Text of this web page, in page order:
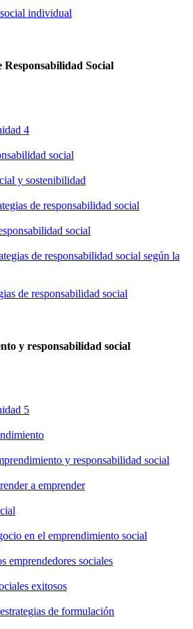
individual
Social
4
social
y sostenibilidad
de responsabilidad social
social
de responsabilidad social según la
de responsabilidad social
y responsabilidad social
5
y responsabilidad social
a emprender
en el emprendimiento social
emprendedores sociales
exitosos
de formulación